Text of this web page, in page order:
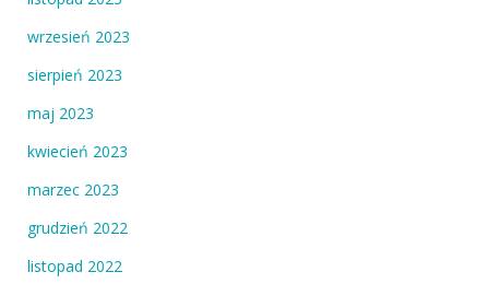
wrzesień 2023
sierpień 2023
maj 2023
kwiecień 2023
marzec 2023
grudzień 2022
listopad 2022